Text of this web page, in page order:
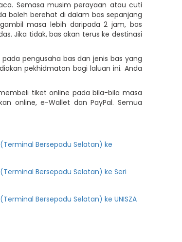
Semasa musim perayaan atau cuti
boleh berehat di dalam bas sepanjang
masa lebih daripada 2 jam, bas
Jika tidak, bas akan terus ke destinasi
pengusaha bas dan jenis bas yang
pekhidmatan bagi laluan ini. Anda
tiket online pada bila-bila masa
online, e-Wallet dan PayPal. Semua
(Terminal Bersepadu Selatan) ke
(Terminal Bersepadu Selatan) ke Seri
Bersepadu Selatan) ke UNISZA